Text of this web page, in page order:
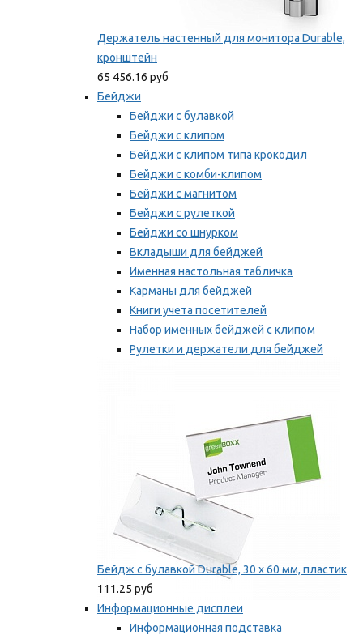
Держатель настенный для монитора Durable,
кронштейн
65 456.16 руб
Бейджи
Бейджи с булавкой
Бейджи с клипом
Бейджи с клипом типа крокодил
Бейджи с комби-клипом
Бейджи с магнитом
Бейджи с рулеткой
Бейджи со шнурком
Вкладыши для бейджей
Именная настольная табличка
Карманы для бейджей
Книги учета посетителей
Набор именных бейджей с клипом
Рулетки и держатели для бейджей
Бейдж с булавкой Durable, 30 х 60 мм, пластик
111.25 руб
Информационные дисплеи
Информационная подставка